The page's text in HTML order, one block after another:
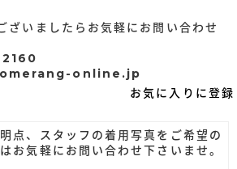
点、スタッフの着用写真をご希望の
お気軽にお問い合わせ下さいませ。
ざいましたらお気軽にお問い合わせ
online.jp
お気に入りに登録